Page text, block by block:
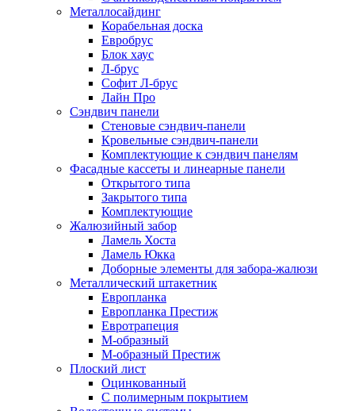
Металлосайдинг
Корабельная доска
Евробрус
Блок хаус
Л-брус
Софит Л-брус
Лайн Про
Сэндвич панели
Стеновые сэндвич-панели
Кровельные сэндвич-панели
Комплектующие к сэндвич панелям
Фасадные кассеты и линеарные панели
Открытого типа
Закрытого типа
Комплектующие
Жалюзийный забор
Ламель Хоста
Ламель Юкка
Доборные элементы для забора-жалюзи
Металлический штакетник
Европланка
Европланка Престиж
Евротрапеция
М-образный
М-образный Престиж
Плоский лист
Оцинкованный
С полимерным покрытием